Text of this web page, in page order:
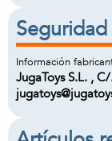
Información
JugaToys S.L. ,